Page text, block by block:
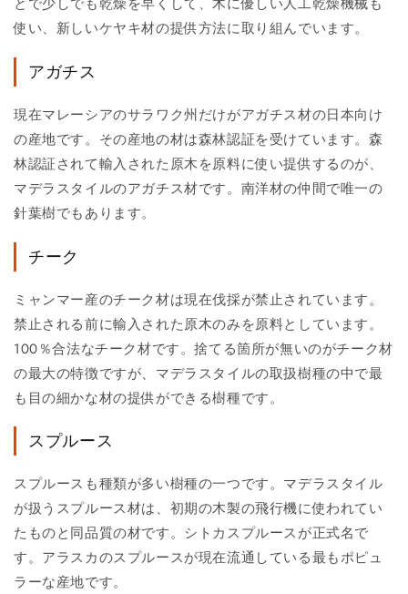
使い、新しいケヤキ材の提供方法に取り組んでいます。
アガチス
現在マレーシアのサラワク州だけがアガチス材の日本向け
の産地です。その産地の材は森林認証を受けています。森
林認証されて輸入された原木を原料に使い提供するのが、
マデラスタイルのアガチス材です。南洋材の仲間で唯一の
針葉樹でもあります。
チーク
ミャンマー産のチーク材は現在伐採が禁止されています。
禁止される前に輸入された原木のみを原料としています。
100％合法なチーク材です。捨てる箇所が無いのがチーク材
の最大の特徴ですが、マデラスタイルの取扱樹種の中で最
も目の細かな材の提供ができる樹種です。
スプルース
スプルースも種類が多い樹種の一つです。マデラスタイル
が扱うスプルース材は、初期の木製の飛行機に使われてい
たものと同品質の材です。シトカスプルースが正式名で
す。アラスカのスプルースが現在流通している最もポピュ
ラーな産地です。